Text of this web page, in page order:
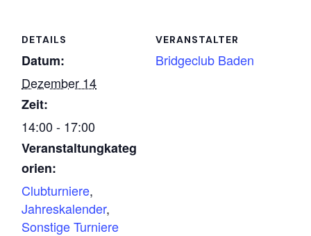
DETAILS
Datum:
Dezember 14
Zeit:
14:00 - 17:00
Veranstaltungkateg
orien:
Clubturniere,
Jahreskalender,
Sonstige Turniere
VERANSTALTER
Bridgeclub Baden